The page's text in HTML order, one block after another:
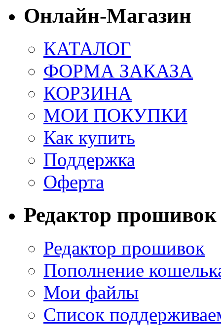
Онлайн-Магазин
КАТАЛОГ
ФОРМА ЗАКАЗА
КОРЗИНА
МОИ ПОКУПКИ
Как купить
Поддержка
Оферта
Редактор прошивок
Редактор прошивок
Пополнение
Мои файлы
Список